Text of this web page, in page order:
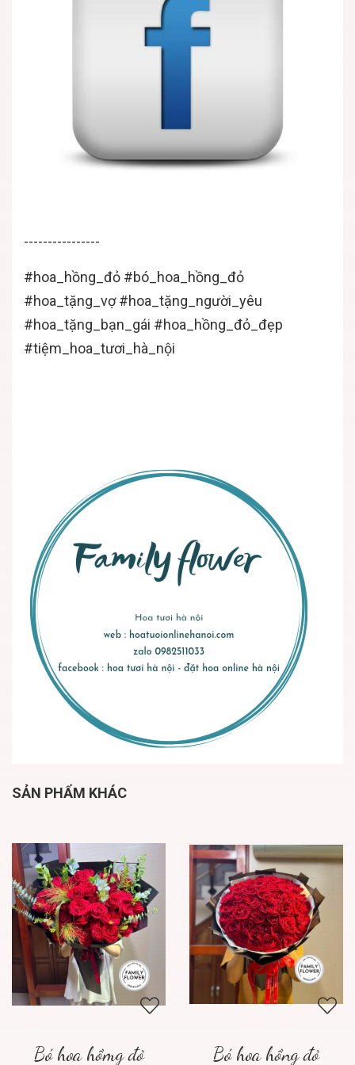
----------------
#hoa_hồng_đỏ #bó_hoa_hồng_đỏ
#hoa_tặng_vợ #hoa_tặng_người_yêu
#hoa_tặng_bạn_gái #hoa_hồng_đỏ_đẹp
#tiệm_hoa_tươi_hà_nội
SẢN PHẨM KHÁC
Bó hoa hồmg đỏ
Bó hoa hồng đỏ